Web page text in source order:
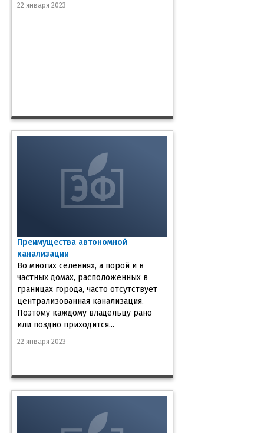
22 января 2023
Преимущества автономной
канализации
Во многих селениях, а порой и в
частных домах, расположенных в
границах города, часто отсутствует
централизованная канализация.
Поэтому каждому владельцу рано
или поздно приходится...
22 января 2023